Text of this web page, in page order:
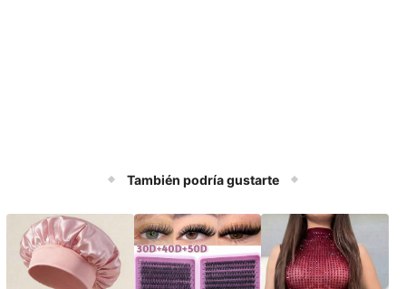
También podría gustarte